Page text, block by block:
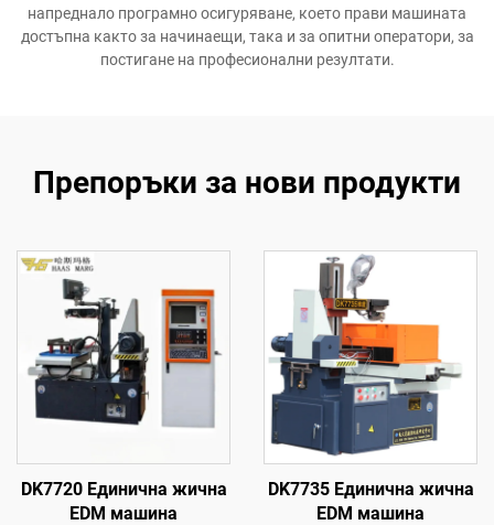
напреднало програмно осигуряване, което прави машината
достъпна както за начинаещи, така и за опитни оператори, за
постигане на професионални резултати.
Препоръки за нови продукти
DK7720 Единична жична
EDM машина
DK7735 Единична жична
EDM машина